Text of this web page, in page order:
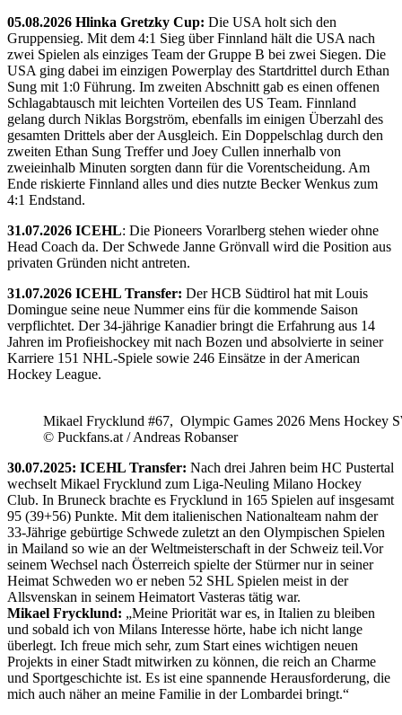
05.08.2026 Hlinka Gretzky Cup: Die USA holt sich den
Gruppensieg. Mit dem 4:1 Sieg über Finnland hält die USA nach
zwei Spielen als einziges Team der Gruppe B bei zwei Siegen. Die
USA ging dabei im einzigen Powerplay des Startdrittel durch Ethan
Sung mit 1:0 Führung. Im zweiten Abschnitt gab es einen offenen
Schlagabtausch mit leichten Vorteilen des US Team. Finnland
gelang durch Niklas Borgström, ebenfalls im einigen Überzahl des
gesamten Drittels aber der Ausgleich. Ein Doppelschlag durch den
zweiten Ethan Sung Treffer und Joey Cullen innerhalb von
zweieinhalb Minuten sorgten dann für die Vorentscheidung. Am
Ende riskierte Finnland alles und dies nutzte Becker Wenkus zum
4:1 Endstand.
31.07.2026 ICEHL: Die Pioneers Vorarlberg stehen wieder ohne
Head Coach da. Der Schwede Janne Grönvall wird die Position aus
privaten Gründen nicht antreten.
31.07.2026 ICEHL Transfer: Der HCB Südtirol hat mit Louis
Domingue seine neue Nummer eins für die kommende Saison
verpflichtet. Der 34-jährige Kanadier bringt die Erfahrung aus 14
Jahren im Profieishockey mit nach Bozen und absolvierte in seiner
Karriere 151 NHL-Spiele sowie 246 Einsätze in der American
Hockey League.
Mikael Frycklund #67, Olympic Games 2026 Mens Hockey
© Puckfans.at / Andreas Robanser
30.07.2025: ICEHL Transfer: Nach drei Jahren beim HC Pustertal
wechselt Mikael Frycklund zum Liga-Neuling Milano Hockey
Club. In Bruneck brachte es Frycklund in 165 Spielen auf insgesamt
95 (39+56) Punkte. Mit dem italienischen Nationalteam nahm der
33-Jährige gebürtige Schwede zuletzt an den Olympischen Spielen
in Mailand so wie an der Weltmeisterschaft in der Schweiz teil.Vor
seinem Wechsel nach Österreich spielte der Stürmer nur in seiner
Heimat Schweden wo er neben 52 SHL Spielen meist in der
Allsvenskan in seinem Heimatort Vasteras tätig war.
Mikael Frycklund: „Meine Priorität war es, in Italien zu bleiben
und sobald ich von Milans Interesse hörte, habe ich nicht lange
überlegt. Ich freue mich sehr, zum Start eines wichtigen neuen
Projekts in einer Stadt mitwirken zu können, die reich an Charme
und Sportgeschichte ist. Es ist eine spannende Herausforderung, die
mich auch näher an meine Familie in der Lombardei bringt.“